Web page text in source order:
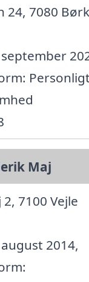
24, 7080
Maj
2, 7100 Vejle
2014,